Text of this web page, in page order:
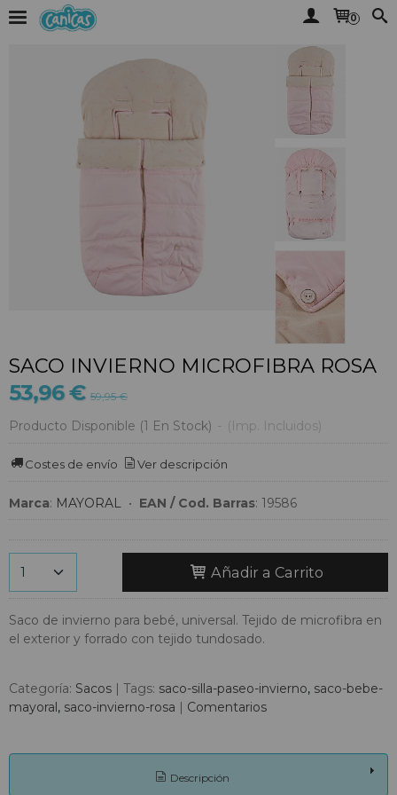
0
SACO INVIERNO MICROFIBRA ROSA
53,96 € 59,95 €
Producto Disponible (1 En Stock) - (Imp. Incluidos)
Costes de envío Ver descripción
Marca: MAYORAL • EAN / Cod. Barras: 19586
Añadir a Carrito
Saco de invierno para bebé, universal. Tejido de microfibra en
el exterior y forrado con tejido tundosado.
Categoría: Sacos | Tags: saco-silla-paseo-invierno saco-bebe-
mayoral saco-invierno-rosa | Comentarios
Descripción